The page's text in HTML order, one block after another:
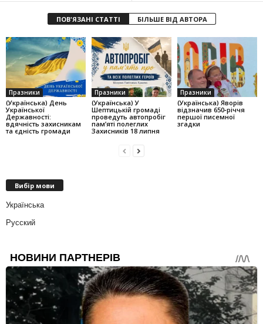
ПОВ'ЯЗАНІ СТАТТІ БІЛЬШЕ ВІД АВТОРА
Празники
(Українська) День
Української
Державності:
вдячність захисникам
та єдність громади
Празники
(Українська) У
Шептицькій громаді
проведуть автопробіг
пам’яті полеглих
Захисників 18 липня
Празники
(Українська) Яворів
відзначив 650‑річчя
першої писемної
згадки
Вибір мови
Українська
Русский